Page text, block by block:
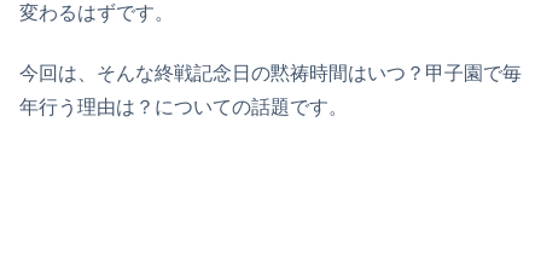
変わるはずです。
今回は、そんな終戦記念日の黙祷時間はいつ？甲子園で毎
年行う理由は？についての話題です。